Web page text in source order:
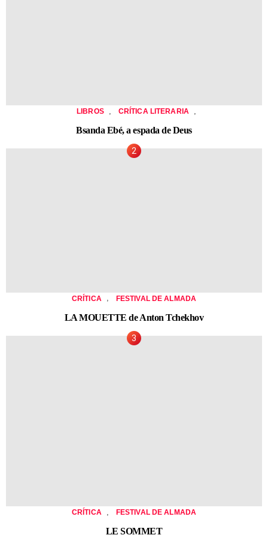
LIBROS CRÍTICA LITERARIA
Bsanda Ebé, a espada de Deus
CRÍTICA , FESTIVAL DE ALMADA
LA MOUETTE de Anton Tchekhov
CRÍTICA FESTIVAL DE ALMADA
LE SOMMET